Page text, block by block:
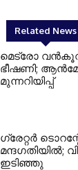
Related News
മെട്രോ
ഭീഷണി;
മുന്നറിയിപ്പ്
ഗ്രേറ്റര്‍
മന്ദഗതിയില്‍;
ഇടിഞ്ഞു